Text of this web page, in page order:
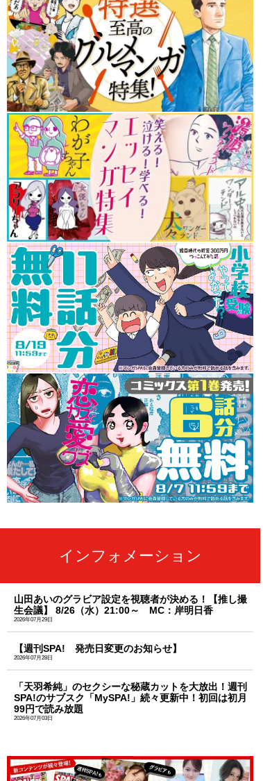
インフォメーション
山田あいのグラビア設定を視聴者が決める！【推し撮
生会議】 8/26（水）21:00～ MC：岸明日香
2026年07月29日
【週刊SPA! 発売日変更のお知らせ】
2026年07月28日
「天羽希純」のセクシーな秘蔵カットを大放出！週刊
SPA!のサブスク「MySPA!」続々更新中！初回は初月
99円で読み放題
2026年07月03日